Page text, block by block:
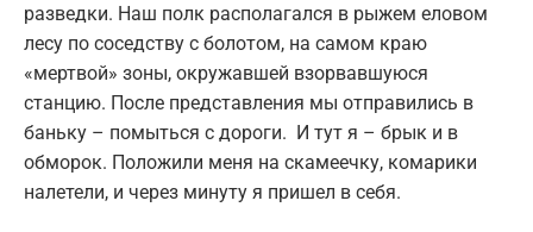
разведки. Наш полк располагался в рыжем еловом
лесу по соседству с болотом, на самом краю
«мертвой» зоны, окружавшей взорвавшуюся
станцию. После представления мы отправились в
баньку – помыться с дороги. И тут я – брык и в
обморок. Положили меня на скамеечку, комарики
налетели, и через минуту я пришел в себя.